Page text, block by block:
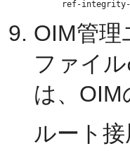
OIM管理
ファイル
は、
ルート